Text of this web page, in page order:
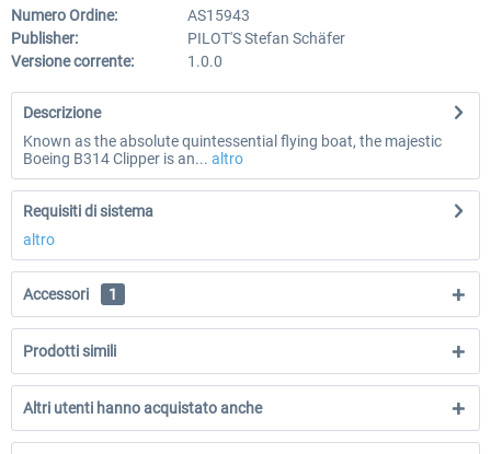
Numero Ordine:
AS15943
Publisher:
PILOT'S Stefan Schäfer
Versione corrente:
1.0.0
Descrizione
Known as the absolute quintessential flying boat, the majestic
Boeing B314 Clipper is an... altro
Requisiti di sistema
altro
Accessori 1
Prodotti simili
Altri utenti hanno acquistato anche